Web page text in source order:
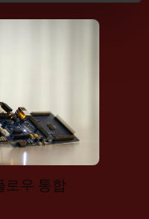
로우 통합